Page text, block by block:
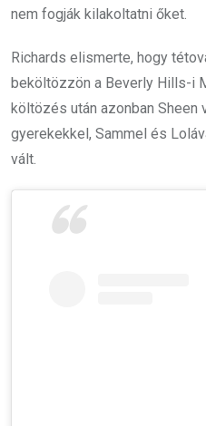
nem fogják kilakoltatni őket.
Richards elismerte, hogy
beköltözzön a Beverly Hills-i
költözés után azonban
gyerekekkel, Sammel és
vált.